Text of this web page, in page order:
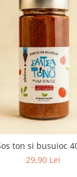
ton si busuioc
29,90 Lei